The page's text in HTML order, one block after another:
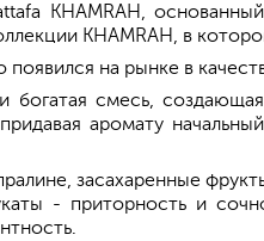
KHAMRAH,
KHAMRAH, в
появился на рынке в
богатая смесь,
аромату
засахаренные
- приторность и